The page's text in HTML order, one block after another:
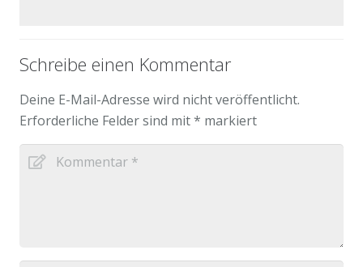
Schreibe einen Kommentar
Deine E-Mail-Adresse wird nicht veröffentlicht.
Erforderliche Felder sind mit* markiert